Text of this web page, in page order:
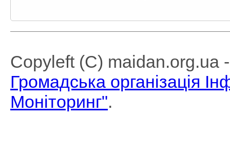
Copyleft (C) maidan.org.ua
Громадська організація
Моніторинг".